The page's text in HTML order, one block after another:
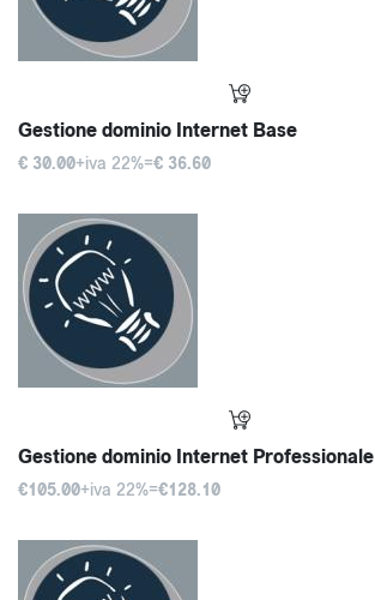
Gestione dominio Internet Base
€ 30.00+iva 22%=€ 36.60
Gestione dominio Internet Professionale
€105.00+iva 22%=€128.10